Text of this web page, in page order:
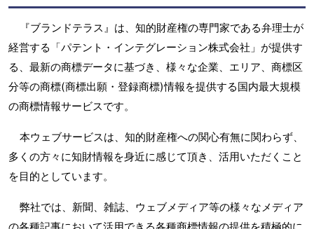
『ブランドテラス』は、知的財産権の専門家である弁理士が
経営する「パテント・インテグレーション株式会社」が提供す
る、最新の商標データに基づき、様々な企業、エリア、商標区
分等の商標(商標出願・登録商標)情報を提供する国内最大規模
の商標情報サービスです。
本ウェブサービスは、知的財産権への関心有無に関わらず、
多くの方々に知財情報を身近に感じて頂き、活用いただくこと
を目的としています。
弊社では、新聞、雑誌、ウェブメディア等の様々なメディア